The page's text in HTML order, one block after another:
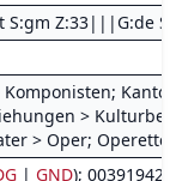
Z:33|||G:de
Komponisten;
>
> Oper;
| GND); 00391942